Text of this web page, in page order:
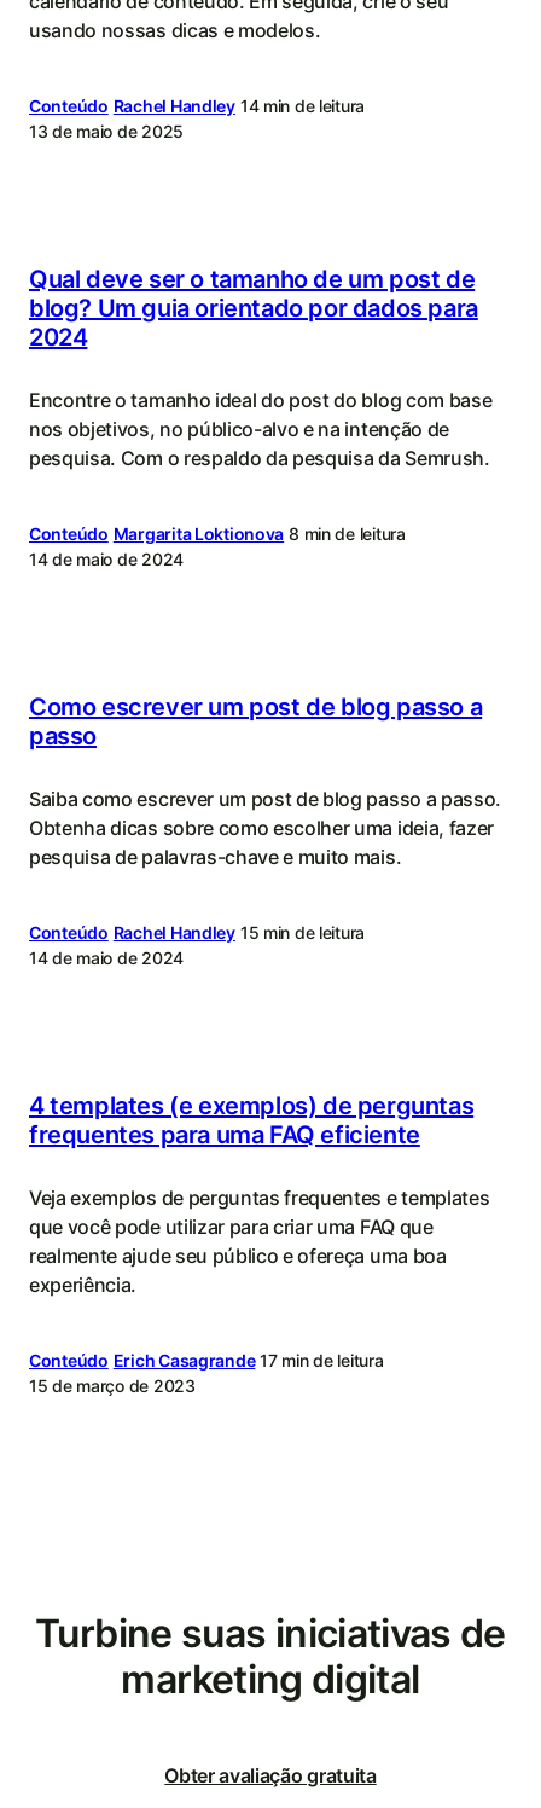
usando nossas dicas e modelos.
Conteúdo Rachel Handley 14 min de leitura
13 de maio de 2025
Qual deve ser o tamanho de um post de
blog? Um guia orientado por dados para
2024
Encontre o tamanho ideal do post do blog com base
nos objetivos, no público-alvo e na intenção de
pesquisa. Com o respaldo da pesquisa da Semrush.
Conteúdo Margarita Loktionova 8 min de leitura
14 de maio de 2024
Como escrever um post de blog passo a
passo
Saiba como escrever um post de blog passo a passo.
Obtenha dicas sobre como escolher uma ideia, fazer
pesquisa de palavras-chave e muito mais.
Conteúdo Rachel Handley 15 min de leitura
14 de maio de 2024
4 templates (e exemplos) de perguntas
frequentes para uma FAQ eficiente
Veja exemplos de perguntas frequentes e templates
que você pode utilizar para criar uma FAQ que
realmente ajude seu público e ofereça uma boa
experiência.
Conteúdo Erich Casagrande 17 min de leitura
15 de março de 2023
Turbine suas iniciativas de
marketing digital
Obter avaliação gratuita